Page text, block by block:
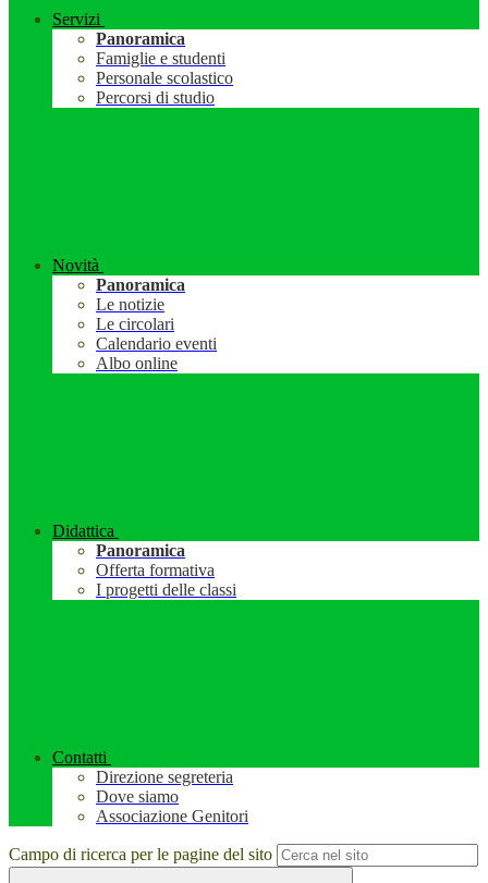
Servizi
Panoramica
Famiglie e studenti
Personale scolastico
Percorsi di studio
Novità
Panoramica
Le notizie
Le circolari
Calendario eventi
Albo online
Didattica
Panoramica
Offerta formativa
I progetti delle classi
Contatti
Direzione segreteria
Dove siamo
Associazione Genitori
Campo di ricerca per le pagine del sito